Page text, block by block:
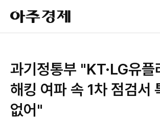
아
주
경
과기정통부 "KT·LG유
해킹 여파 속 1차 점검서
없어"